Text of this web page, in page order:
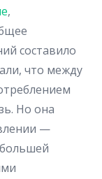
,
составило
что между
Но она
—